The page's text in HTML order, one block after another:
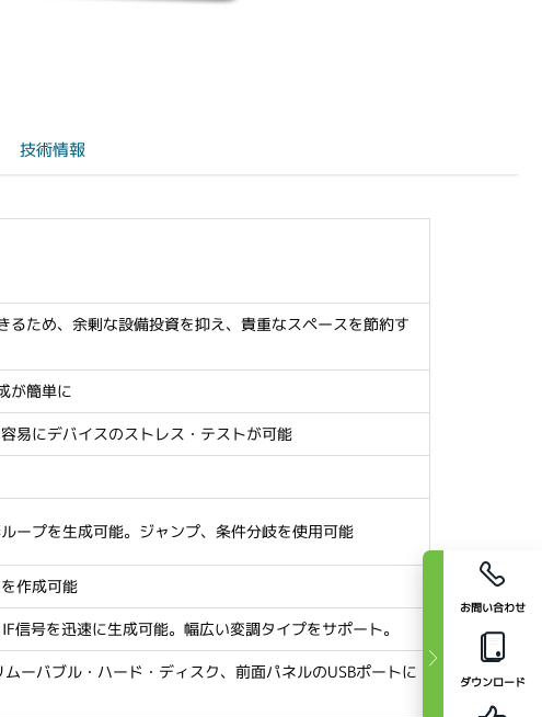
お問い合わせ
ダウンロード
技術情報
ため、余剰な設備投資を抑え、貴重なスペースを節約す
が簡単に
易にデバイスのストレス・テストが可能
ープを生成可能。ジャンプ、条件分岐を使用可能
作成可能
号を迅速に生成可能。幅広い変調タイプをサポート。
ーバブル・ハード・ディスク、前面パネルのUSBポートに